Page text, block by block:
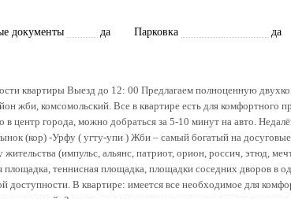
документы да Парковка да
квартиры Выезд до 12: 00 Предлагаем полноценную
жби, комсомольский. Все в квартире есть для комфортного
в центр города, можно добраться за 5-10 минут на авто.
(кор) -Урфу ( угту-упи ) Жби – самый богатый на
(импульс, альянс, патриот, орион, россич, этюд,
теннисная площадка, площадки соседних дворов в
доступности. В квартире: имеется все необходимое для